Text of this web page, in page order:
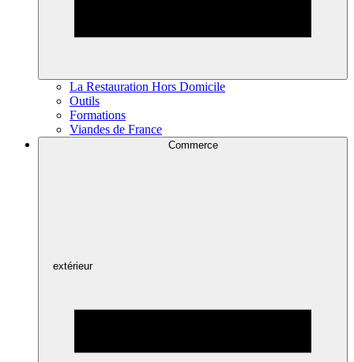
La Restauration Hors Domicile
Outils
Formations
Viandes de France
Commerce
extérieur